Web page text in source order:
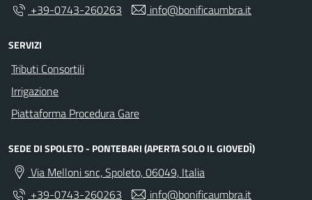
+39-0743-260263
info@bonificaumbra.it
SERVIZI
Tributi Consortili
Irrigazione
Piattaforma Procedura Gare
SEDE DI SPOLETO - PONTEBARI (APERTA SOLO IL GIOVEDÌ)
Via Melloni snc, Spoleto, 06049, Italia
+39-0743-260263
info@bonificaumbra.it